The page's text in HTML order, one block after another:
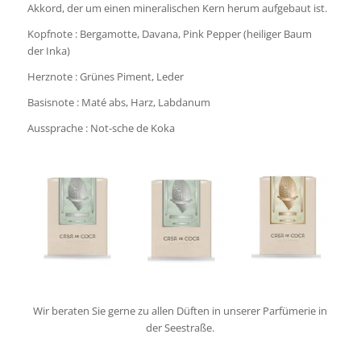
Akkord, der um einen mineralischen Kern herum aufgebaut ist.
Kopfnote : Bergamotte, Davana, Pink Pepper (heiliger Baum
der Inka)
Herznote : Grünes Piment, Leder
Basisnote : Maté abs, Harz, Labdanum
Aussprache : Not-sche de Koka
Wir beraten Sie gerne zu allen Düften in unserer Parfümerie in
der Seestraße.